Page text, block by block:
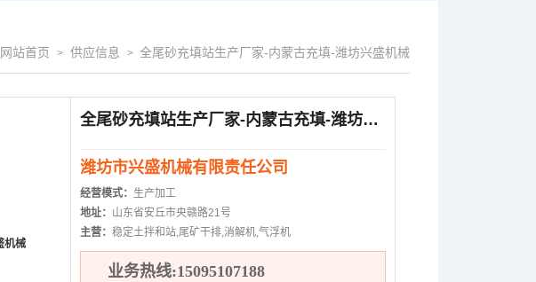
网站首页 > 供应信息 > 全尾砂充填站生产厂家-内蒙古充填-潍坊兴盛机械
全尾砂充填站生产厂家-内蒙古充填-潍坊兴盛机械
潍坊市兴盛机械有限责任公司
经营模式： 生产加工
地址： 山东省安丘市央赣路21号
主营： 稳定土拌和站,尾矿干排,消解机,气浮机
业务热线:15095107188